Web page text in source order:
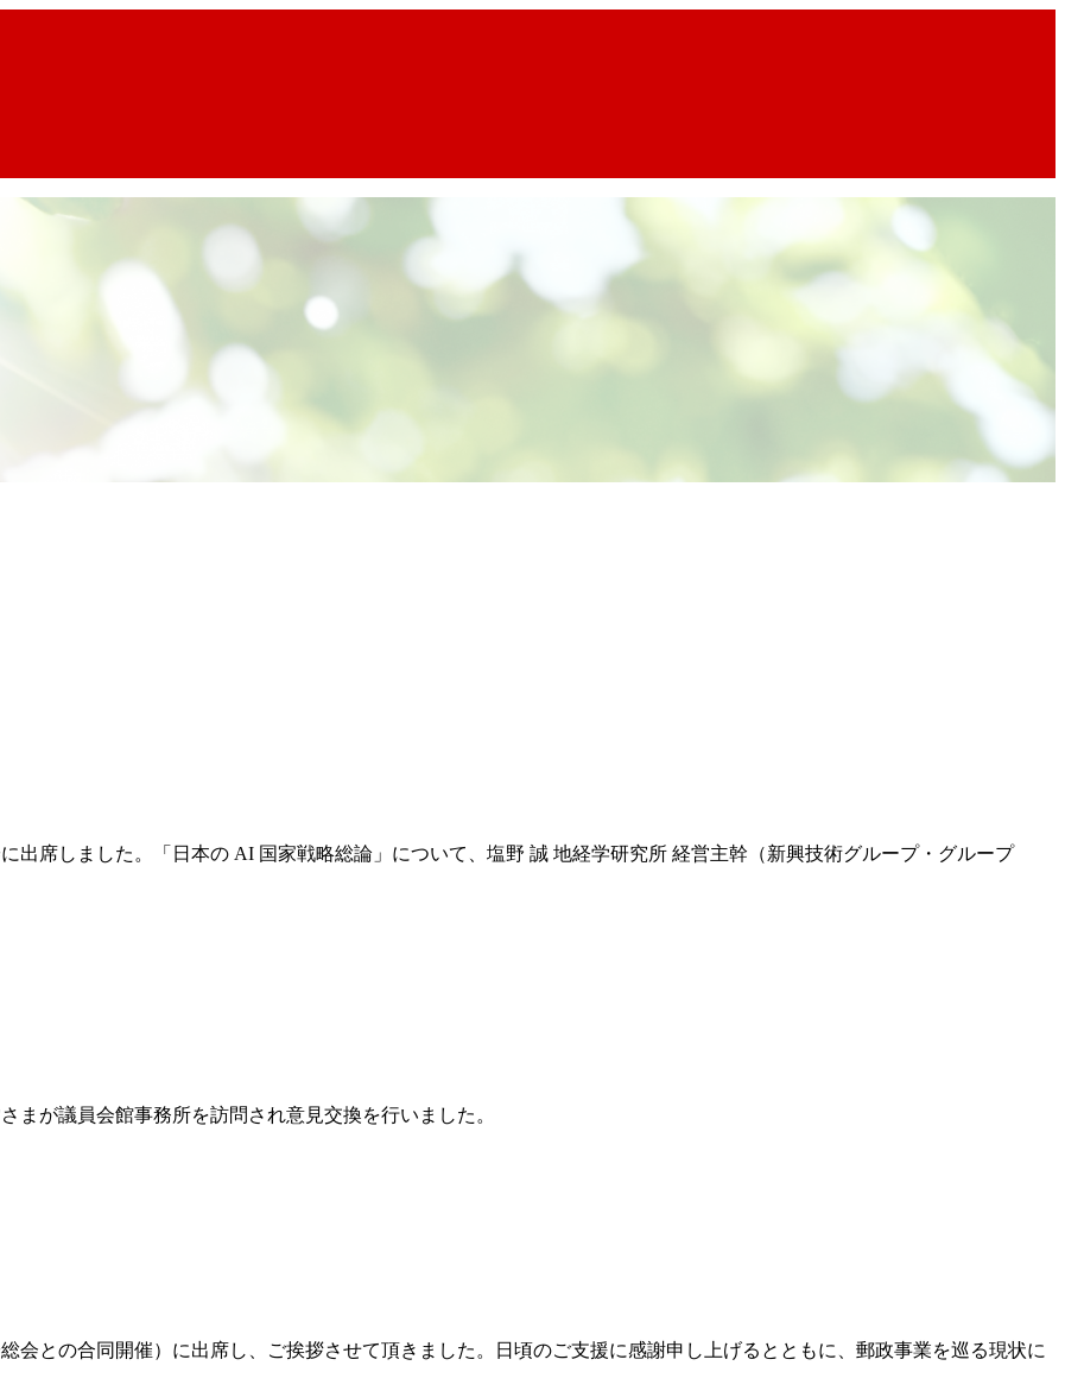
出席しました。「日本の AI 国家戦略総論」について、塩野 誠 地経学研究所 経営主幹（新興技術グループ・グループ
まが議員会館事務所を訪問され意見交換を行いました。
会との合同開催）に出席し、ご挨拶させて頂きました。日頃のご支援に感謝申し上げるとともに、郵政事業を巡る現状に